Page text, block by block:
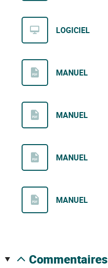
LOGICIEL
MANUEL
MANUEL
MANUEL
MANUEL
commentaires